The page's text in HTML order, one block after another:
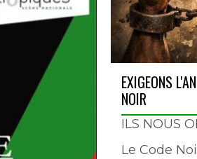
EXIGEONS
NOIR
ILS NOUS
Le Code